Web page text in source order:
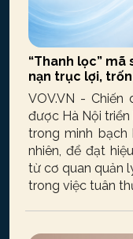
“Thanh lọc” mã
nạn trục lợi,
VOV.VN -
được Hà Nội
trong minh bạch
nhiên, để đạt
từ cơ quan quản
trong việc tuân